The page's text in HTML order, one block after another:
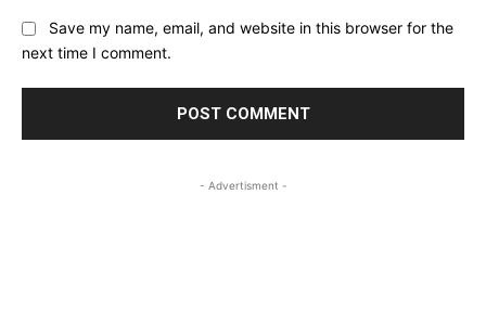
Save my name, email, and website in this browser for the
next time I comment.
- Advertisment -